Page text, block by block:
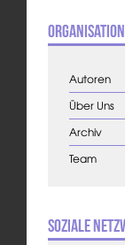
Organisation
Autoren
Über Uns
Archiv
Team
Soziale